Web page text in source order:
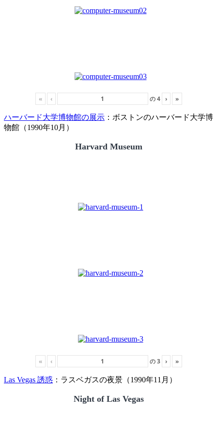
« ‹ の4 › »
ハーバード大学博物館の展示 ：ボストンのハーバード大学博
物館（1990年10月）
Harvard Museum
« ‹ の3 › »
Las Vegas 誘惑 ：ラスベガスの夜景（1990年11月）
Night of Las Vegas